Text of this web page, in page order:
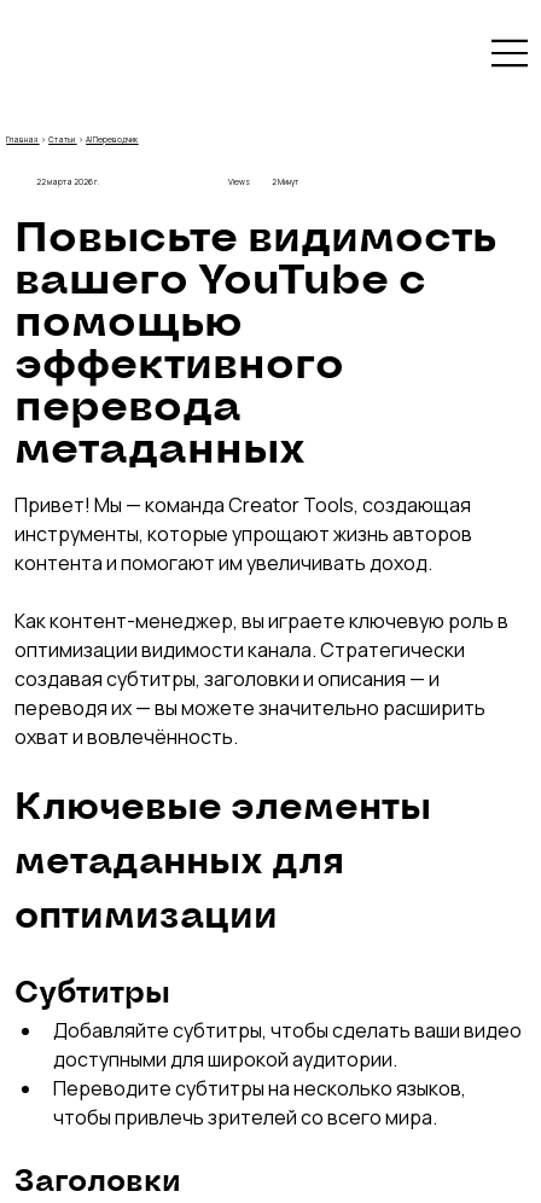
Главная ›Статьи ›AI Переводчик
Повысьте видимость
вашего YouTube с
помощью
эффективного
перевода
метаданных
Привет! Мы — команда Creator Tools, создающая
инструменты, которые упрощают жизнь авторов
контента и помогают им увеличивать доход.
Как контент-менеджер, вы играете ключевую роль в
оптимизации видимости канала. Стратегически
создавая субтитры, заголовки и описания — и
переводя их — вы можете значительно расширить
охват и вовлечённость.
Ключевые элементы
метаданных для
оптимизации
Субтитры
Добавляйте субтитры, чтобы сделать ваши видео
доступными для широкой аудитории.
Переводите субтитры на несколько языков,
чтобы привлечь зрителей со всего мира.
Заголовки
22 марта 2026 г. 2 Минут
Views